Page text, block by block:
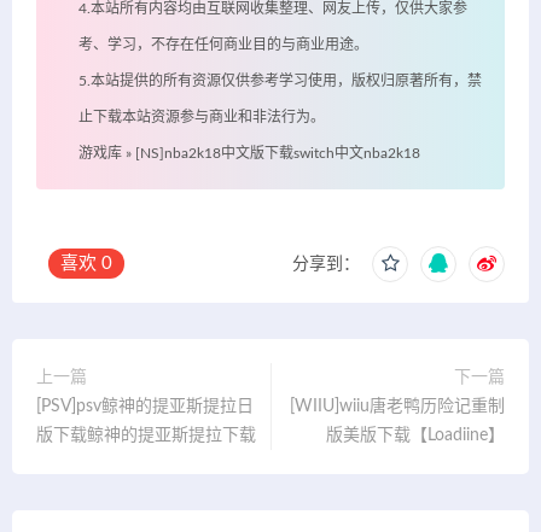
4.本站所有内容均由互联网收集整理、网友上传，仅供大家参
考、学习，不存在任何商业目的与商业用途。
5.本站提供的所有资源仅供参考学习使用，版权归原著所有，禁
止下载本站资源参与商业和非法行为。
游戏库 » [NS]nba2k18中文版下载switch中文nba2k18
喜欢 0 分享到：
上一篇
[PSV]psv鲸神的提亚斯提拉日
版下载鲸神的提亚斯提拉下载
下一篇
[WIIU]wiiu唐老鸭历险记重制
版美版下载【Loadiine】